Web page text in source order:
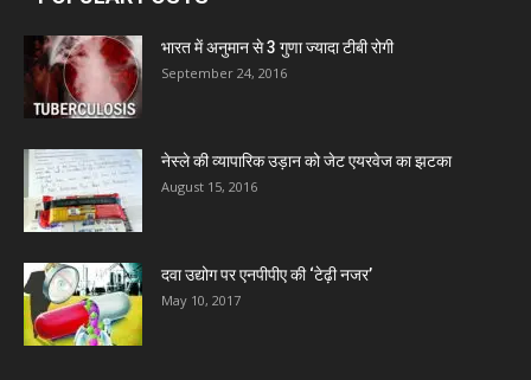
भारत में अनुमान से 3 गुणा ज्यादा टीबी रोगी
September 24, 2016
नेस्ले की व्यापारिक उड़ान को जेट एयरवेज का झटका
August 15, 2016
दवा उद्योग पर एनपीपीए की ‘टेढ़ी नजर’
May 10, 2017